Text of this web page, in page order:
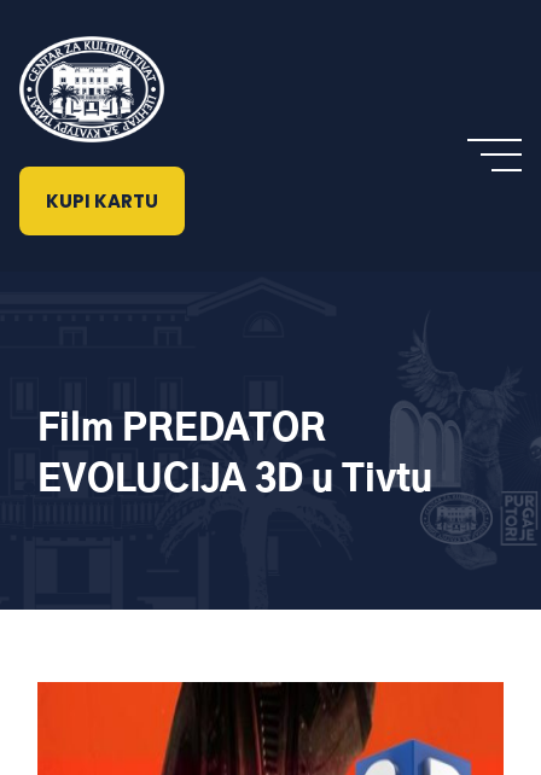
KUPI KARTU
Film PREDATOR
EVOLUCIJA 3D u Tivtu